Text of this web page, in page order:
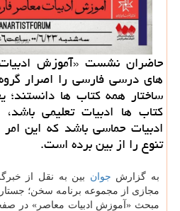
حاضران نشست «آموزش
های درسی فارسی را اصرار
ساختار همه کتاب ها
کتاب ها ادبیات تعلیمی
ادبیات حماسی باشد که این
تنوع را از بین برده است.
به گزارش جوان بین به نقل از
مجازی از مجموعه برنامه سخن؛
مبحث «آموزش ادبیات معاصر» در